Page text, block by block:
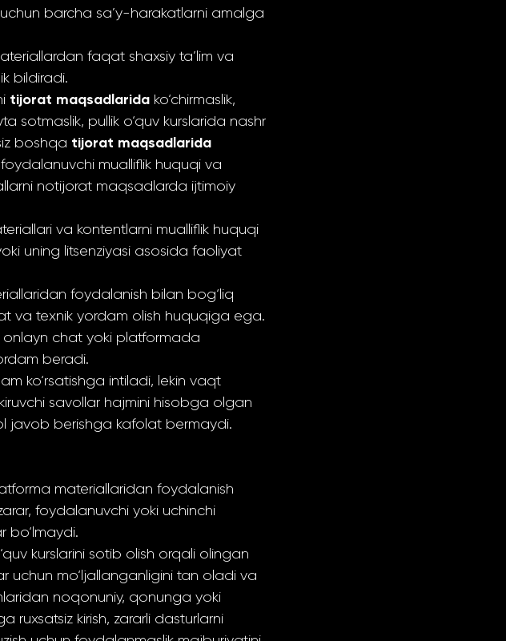
barcha sa’y-harakatlarni amalga
faqat shaxsiy ta’lim va
bildiradi.
tijorat maqsadlarida ko‘chirmaslik,
sotmaslik, pullik o‘quv kurslarida nashr
boshqa tijorat maqsadlarida
mualliflik huquqi va
notijorat maqsadlarda ijtimoiy
va kontentlarni mualliflik huquqi
uning litsenziyasi asosida faoliyat
foydalanish bilan bog‘liq
va texnik yordam olish huquqiga ega.
onlayn chat yoki platformada
beradi.
ko‘rsatishga intiladi, lekin vaqt
savollar hajmini hisobga olgan
javob berishga kafolat bermaydi.
materiallaridan foydalanish
foydalanuvchi yoki uchinchi
bo‘lmaydi.
kurslarini sotib olish orqali olingan
mo‘ljallanganligini tan oladi va
noqonuniy, qonunga yoki
ruxsatsiz kirish, zararli dasturlarni